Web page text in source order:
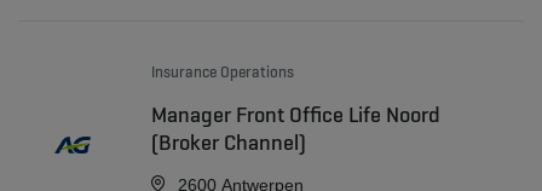
Insurance Operations
Manager Front Office Life Noord
(Broker Channel)
2600 Antwerpen